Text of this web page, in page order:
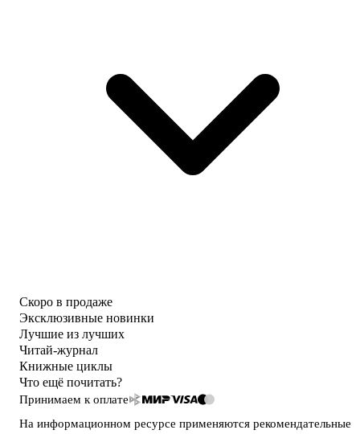
Скоро в продаже
Эксклюзивные новинки
Лучшие из лучших
Читай-журнал
Книжные циклы
Что ещё почитать?
Принимаем к оплате
На информационном ресурсе применяются рекомендательные